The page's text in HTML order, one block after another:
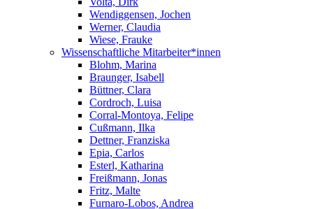
Wendiggensen, Jochen
Werner, Claudia
Wiese, Frauke
Wissenschaftliche Mitarbeiter*innen
Blohm, Marina
Braunger, Isabell
Büttner, Clara
Cordroch, Luisa
Corral-Montoya, Felipe
Cußmann, Ilka
Dettner, Franziska
Epia, Carlos
Esterl, Katharina
Freißmann, Jonas
Fritz, Malte
Furnaro-Lobos, Andrea